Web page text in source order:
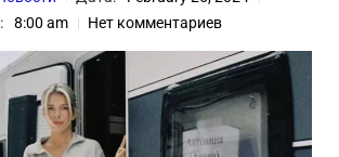
8:00 am Нет комментариев